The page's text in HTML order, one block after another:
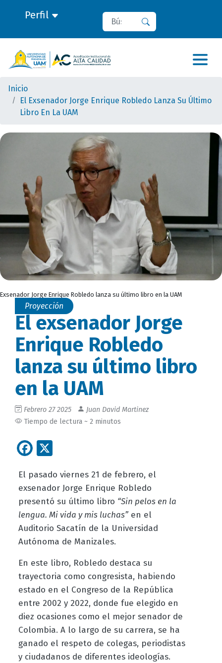
Perfil Buscar
Inicio
El Exsenador Jorge Enrique Robledo Lanza Su Último
Libro En La UAM
Exsenador Jorge Enrique Robledo lanza su último libro en la UAM
Proyección
El exsenador Jorge
Enrique Robledo
lanza su último libro
en la UAM
Febrero 27 2025
Juan David Martinez
Tiempo de lectura ~ 2 minutos
Facebook
El pasado viernes 21 de febrero, el
exsenador Jorge Enrique Robledo
presentó su último libro “Sin pelos en la
lengua. Mi vida y mis luchas”en el
Auditorio Sacatín de la Universidad
Autónoma de Manizales.
En este libro, Robledo destaca su
trayectoria como congresista, habiendo
estado en el Congreso de la República
entre 2002 y 2022, donde fue elegido en
diez ocasiones como el mejor senador de
Colombia. A lo largo de su carrera, se ha
ganado el respeto de colegas, periodistas
y ciudadanos de diferentes ideologías.